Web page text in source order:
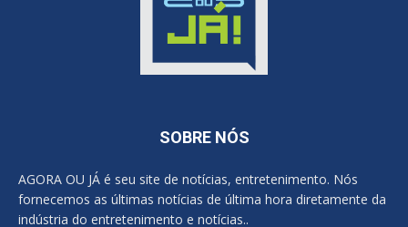
SOBRE NÓS
AGORA OU JÁ é seu site de notícias, entretenimento. Nós
fornecemos as últimas notícias de última hora diretamente da
indústria do entretenimento e notícias..